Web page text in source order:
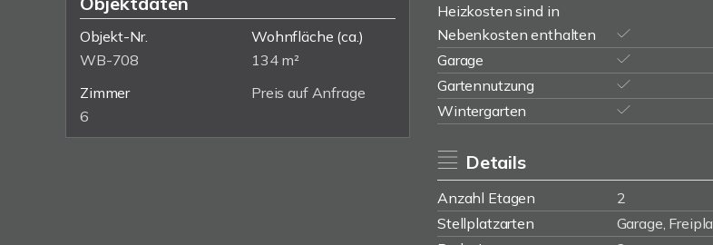
Objekt-Nr.
WB-708
Wohnfläche (ca.)
134 m²
Zimmer
6
Preis auf Anfrage
Heizkosten sind in
Nebenkosten enthalten
Garage
Gartennutzung
Wintergarten
Details
Anzahl Etagen 2
Stellplatzarten
Garage,